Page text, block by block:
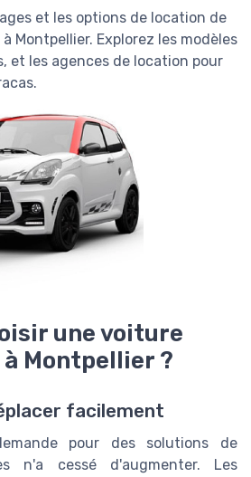
et les options de location de
Montpellier. Explorez les modèles
et les agences de location pour
une voiture
Montpellier ?
facilement
pour des solutions de
n'a cessé d'augmenter. Les